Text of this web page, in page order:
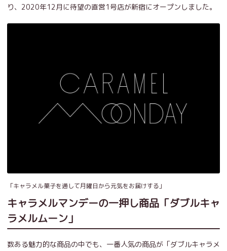
り、2020年12月に待望の直営1号店が新宿にオープンしました。
「キャラメル菓子を通して月曜日から元気をお届けする」
キャラメルマンデーの一押し商品「ダブルキャ
ラメルムーン」
数ある魅力的な商品の中でも、一番人気の商品が「ダブルキャラメ